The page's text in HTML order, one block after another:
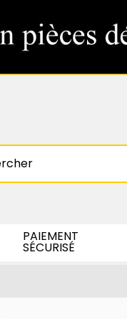
PAIEMENT
SÉCURISÉ